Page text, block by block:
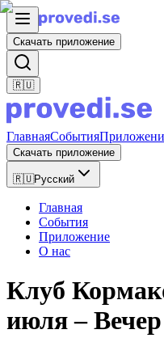
Скачать приложение
🇷🇺
ГлавнаяСобытия
Скачать приложение
🇷🇺Русский
Главная
События
Приложение
О нас
Клуб
июля –